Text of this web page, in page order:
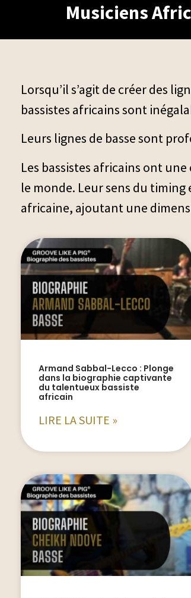
Musiciens
Lorsqu’il s’agit de créer des
bassistes africains sont
Leurs lignes de basse sont
Les bassistes africains ont
le monde. Leur sens du
africaine, ajoutant une
Armand Sabbal-Lecco : Plonge
dans la biographie captivante
du talentueux bassiste
africain
LIRE LA SUITE »